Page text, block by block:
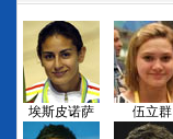
埃斯皮诺萨 伍立群